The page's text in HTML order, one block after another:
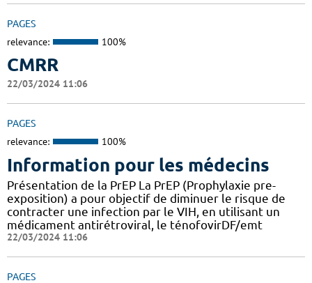
PAGES
relevance: 100%
CMRR
22/03/2024 11:06
PAGES
relevance: 100%
Information pour les médecins
Présentation de la PrEP La PrEP (Prophylaxie pre-
exposition) a pour objectif de diminuer le risque de
contracter une infection par le VIH, en utilisant un
médicament antirétroviral, le ténofovirDF/emt
22/03/2024 11:06
PAGES